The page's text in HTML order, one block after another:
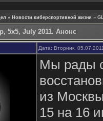
» Новости киберспортивной жизни »
5x5, July 2011. Анонс
Дата: Вторник,
Мы рады
из
15 на 16